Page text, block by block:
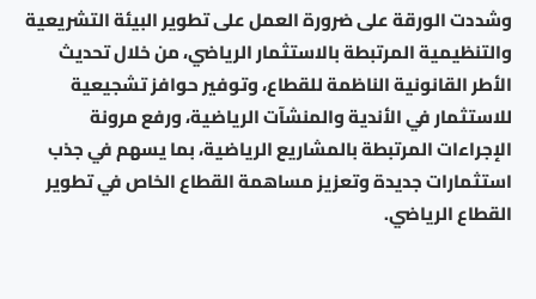
وشددت الورقة على ضرورة العمل على تطوير البيئة التشريعية
والتنظيمية المرتبطة بالاستثمار الرياضي، من خلال تحديث
الأطر القانونية الناظمة للقطاع، وتوفير حوافز تشجيعية
للاستثمار في الأندية والمنشآت الرياضية، ورفع مرونة
الإجراءات المرتبطة بالمشاريع الرياضية، بما يسهم في جذب
استثمارات جديدة وتعزيز مساهمة القطاع الخاص في تطوير
القطاع الرياضي.